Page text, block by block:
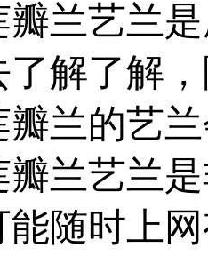
瓣兰艺兰
了解了解
瓣兰的艺
瓣兰艺兰
能随时上